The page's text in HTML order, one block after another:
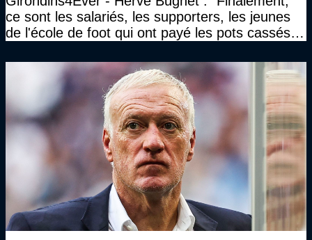
ce sont les salariés, les supporters, les jeunes
de l'école de foot qui ont payé les pots cassés